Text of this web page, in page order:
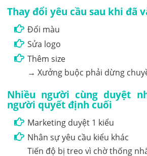
Thay đổi yêu cầu sau khi đã
Đổi màu
Sửa logo
Thêm size
→ Xưởng buộc phải dừng
Nhiều người cùng duyệt
người quyết định cuối
Marketing duyệt 1 kiểu
Nhân sự yêu cầu kiểu khác
Tiến độ bị treo vì chờ thống